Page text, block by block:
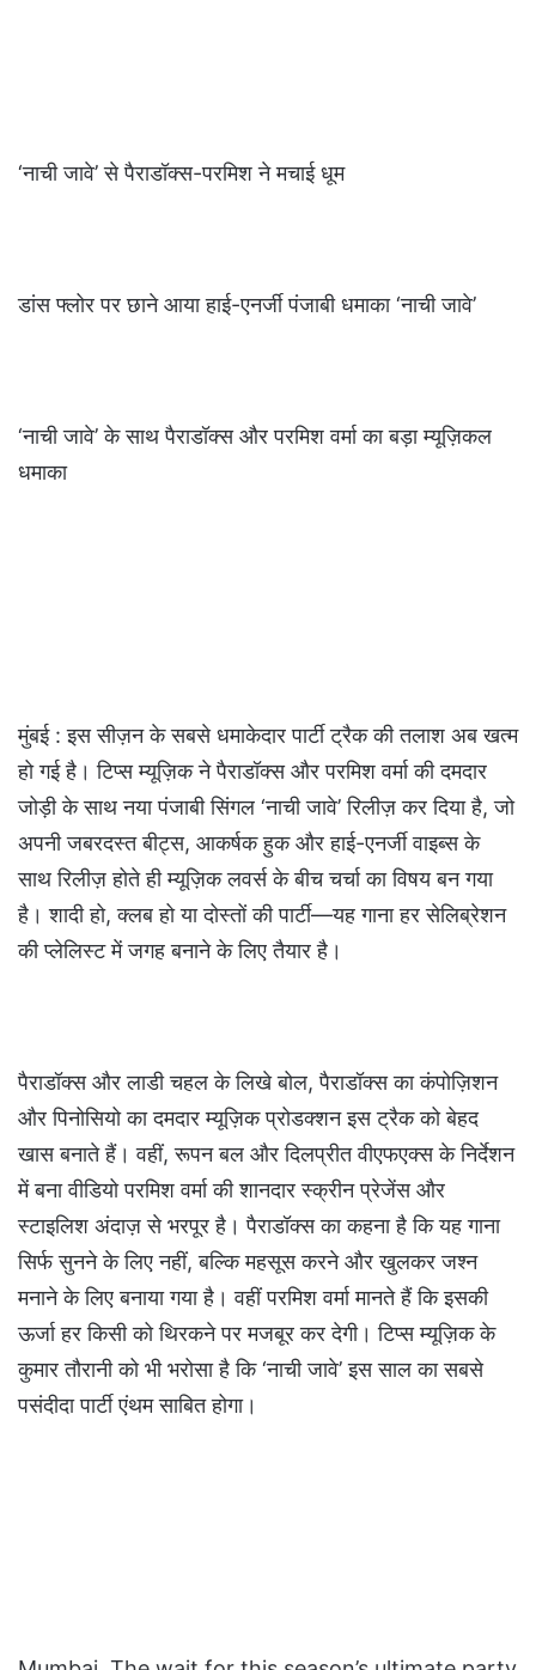
‘नाची जावे’ से पैराडॉक्स-परमिश ने मचाई धूम
डांस फ्लोर पर छाने आया हाई-एनर्जी पंजाबी धमाका ‘नाची जावे’
‘नाची जावे’ के साथ पैराडॉक्स और परमिश वर्मा का बड़ा म्यूज़िकल
धमाका
मुंबई : इस सीज़न के सबसे धमाकेदार पार्टी ट्रैक की तलाश अब खत्म
हो गई है। टिप्स म्यूज़िक ने पैराडॉक्स और परमिश वर्मा की दमदार
जोड़ी के साथ नया पंजाबी सिंगल ‘नाची जावे’ रिलीज़ कर दिया है, जो
अपनी जबरदस्त बीट्स, आकर्षक हुक और हाई-एनर्जी वाइब्स के
साथ रिलीज़ होते ही म्यूज़िक लवर्स के बीच चर्चा का विषय बन गया
है। शादी हो, क्लब हो या दोस्तों की पार्टी—यह गाना हर सेलिब्रेशन
की प्लेलिस्ट में जगह बनाने के लिए तैयार है।
पैराडॉक्स और लाडी चहल के लिखे बोल, पैराडॉक्स का कंपोज़िशन
और पिनोसियो का दमदार म्यूज़िक प्रोडक्शन इस ट्रैक को बेहद
खास बनाते हैं। वहीं, रूपन बल और दिलप्रीत वीएफएक्स के निर्देशन
में बना वीडियो परमिश वर्मा की शानदार स्क्रीन प्रेजेंस और
स्टाइलिश अंदाज़ से भरपूर है। पैराडॉक्स का कहना है कि यह गाना
सिर्फ सुनने के लिए नहीं, बल्कि महसूस करने और खुलकर जश्न
मनाने के लिए बनाया गया है। वहीं परमिश वर्मा मानते हैं कि इसकी
ऊर्जा हर किसी को थिरकने पर मजबूर कर देगी। टिप्स म्यूज़िक के
कुमार तौरानी को भी भरोसा है कि ‘नाची जावे’ इस साल का सबसे
पसंदीदा पार्टी एंथम साबित होगा।